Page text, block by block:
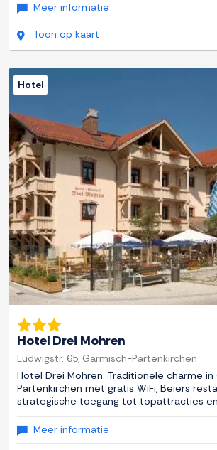
Meer informatie
Toon op kaart
Previous
Hotel
Hotel Drei Mohren
Ludwigstr. 65, Garmisch-Partenkirchen
Hotel Drei Mohren: Traditionele charme
Partenkirchen met gratis WiFi, Beiers
strategische toegang tot topattracties
Meer informatie